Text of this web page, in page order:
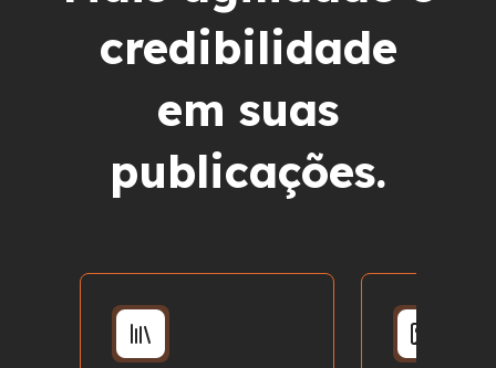
credibilidade
em suas
publicações.